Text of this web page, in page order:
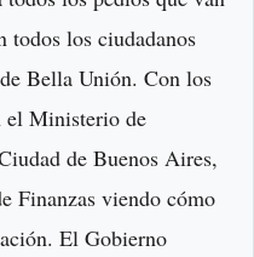
todos los ciudadanos
Bella Unión. Con los
el Ministerio de
de Buenos Aires,
Finanzas viendo cómo
El Gobierno